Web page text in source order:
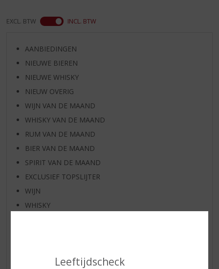
Leeftijdscheck
EXCL. BTW INCL. BTW
AANBIEDINGEN
NIEUWE BIEREN
NIEUWE WHISKY
NIEUW OVERIG
WIJN VAN DE MAAND
WHISKY VAN DE MAAND
RUM VAN DE MAAND
BIER VAN DE MAAND
SPIRIT VAN DE MAAND
EXCLUSIEF TOPSLIJTER
WIJN
WHISKY